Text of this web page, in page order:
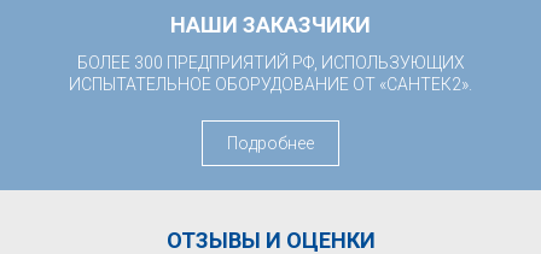
НАШИ ЗАКАЗЧИКИ
БОЛЕЕ 300 ПРЕДПРИЯТИЙ РФ, ИСПОЛЬЗУЮЩИХ
ИСПЫТАТЕЛЬНОЕ ОБОРУДОВАНИЕ ОТ «САНТЕК2».
Подробнее
ОТЗЫВЫ И ОЦЕНКИ